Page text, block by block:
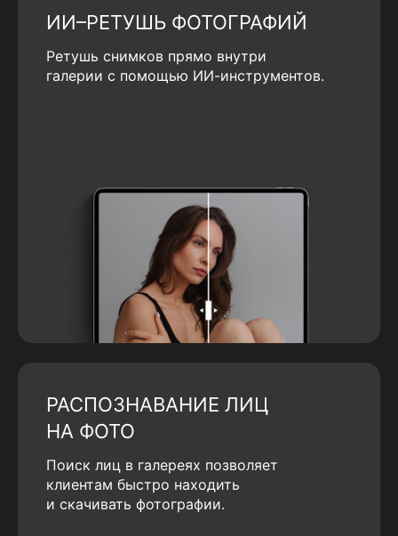
ИИ–РЕТУШЬ ФОТОГРАФИЙ
Ретушь снимков прямо внутри
галерии с помощью ИИ-инструментов.
РАСПОЗНАВАНИЕ ЛИЦ
НА ФОТО
Поиск лиц в галереях позволяет
клиентам быстро находить
и скачивать фотографии.